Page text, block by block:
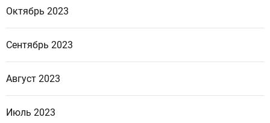
Октябрь 2023
Сентябрь 2023
Август 2023
Июль 2023